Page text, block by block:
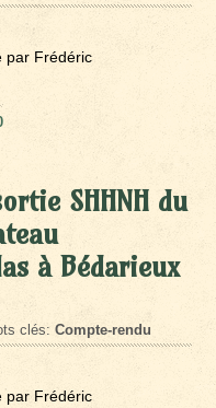
par Frédéric
SHHNH du
à Bédarieux
clés:Compte-rendu
par Frédéric